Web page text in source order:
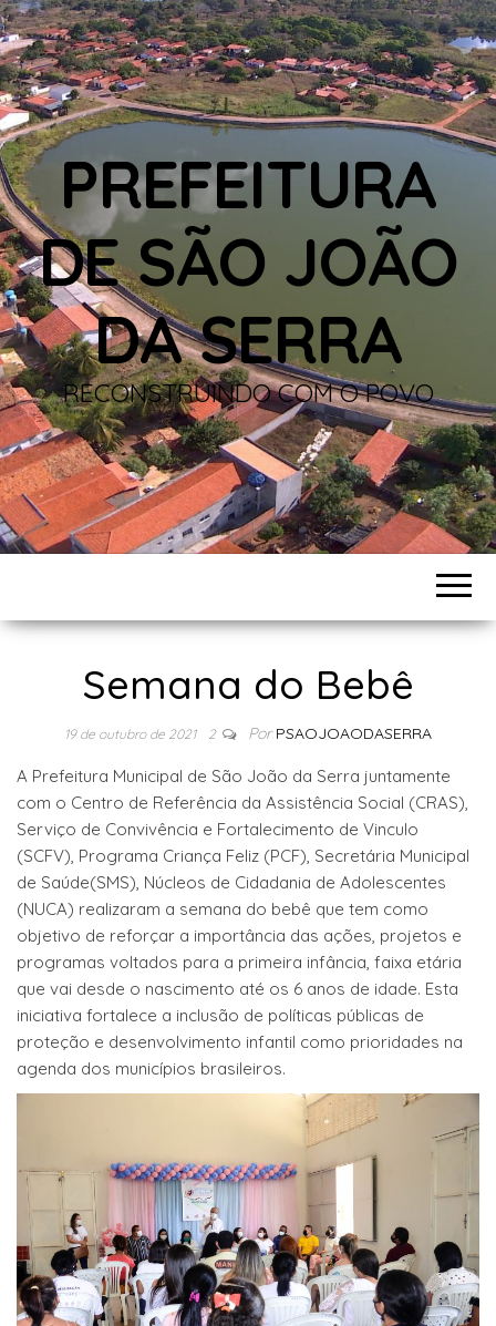
PREFEITURA
DE SÃO JOÃO
DA SERRA
RECONSTRUINDO COM O POVO
Semana do Bebê
19 de outubro de 2021 2 Por PSAOJOAODASERRA
A Prefeitura Municipal de São João da Serra juntamente
com o Centro de Referência da Assistência Social (CRAS),
Serviço de Convivência e Fortalecimento de Vinculo
(SCFV), Programa Criança Feliz (PCF), Secretária Municipal
de Saúde(SMS), Núcleos de Cidadania de Adolescentes
(NUCA) realizaram a semana do bebê que tem como
objetivo de reforçar a importância das ações, projetos e
programas voltados para a primeira infância, faixa etária
que vai desde o nascimento até os 6 anos de idade. Esta
iniciativa fortalece a inclusão de políticas públicas de
proteção e desenvolvimento infantil como prioridades na
agenda dos municípios brasileiros.